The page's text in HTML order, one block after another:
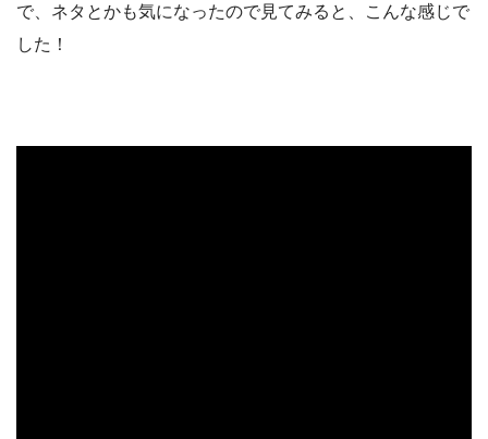
で、ネタとかも気になったので見てみると、こんな感じで
した！